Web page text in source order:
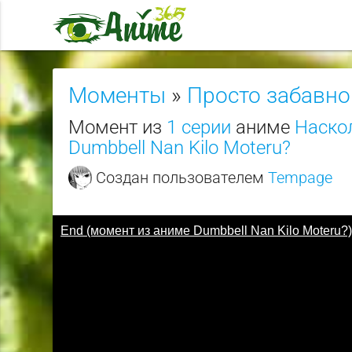
Моменты » Просто забавно
Момент из 1 серии аниме
Dumbbell Nan Kilo Moteru?
Создан пользователемTempage